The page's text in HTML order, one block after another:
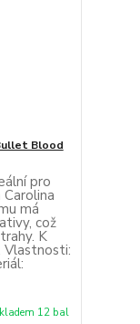
Blood
pro
má
což
K
Vlastnosti:
12 bal